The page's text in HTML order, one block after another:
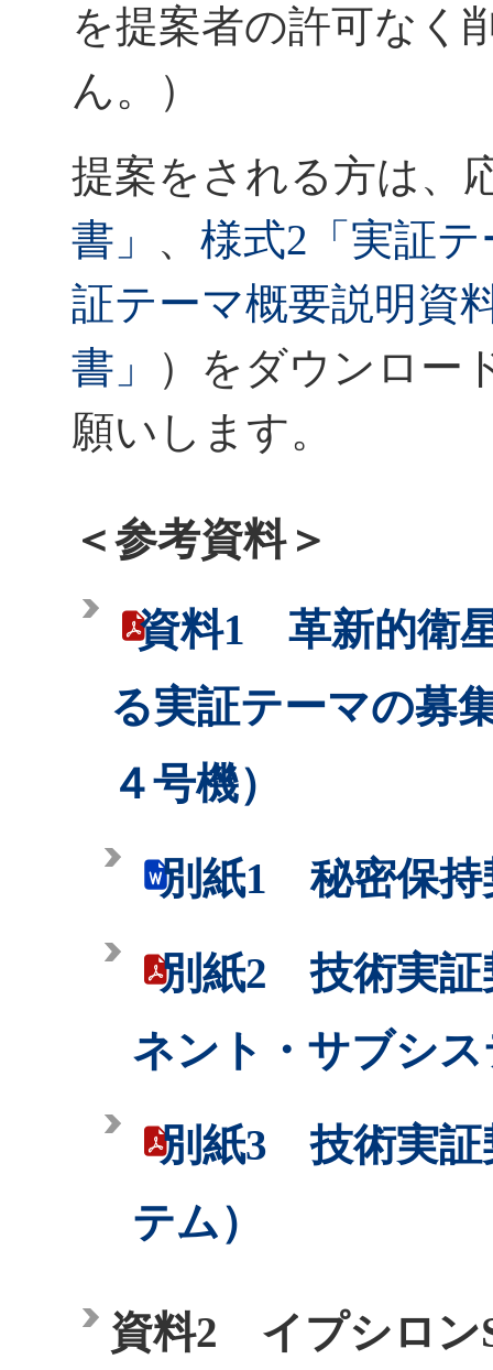
を提案者の許可なく
ん。）
提案をされる方は、
書」 、 様式2「実証
証テーマ概要説明資
書」
）をダウンロー
願いします。
＜参考資料＞
資料1 革新的衛
る実証テーマの募
４号機）
別紙1 秘密保持
別紙2 技術実証
ネント・サブシ
別紙3 技術実証
テム）
資料2 イプシロン